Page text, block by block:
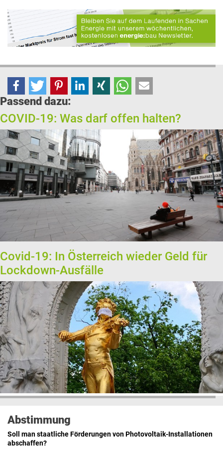
Passend dazu:
COVID-19: Was darf offen halten?
Covid-19: In Österreich wieder Geld für
Lockdown-Ausfälle
Abstimmung
Soll man staatliche Förderungen von Photovoltaik-Installationen
abschaffen?